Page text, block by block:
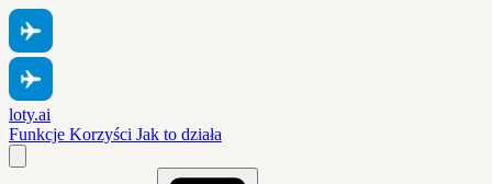
loty.ai
Funkcje Korzyści Jak to działa